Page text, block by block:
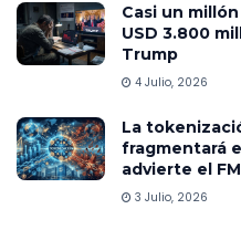
Casi un
USD 3.800
Trump
4 Julio, 2026
La
fragmentará
advierte el
3 Julio, 2026